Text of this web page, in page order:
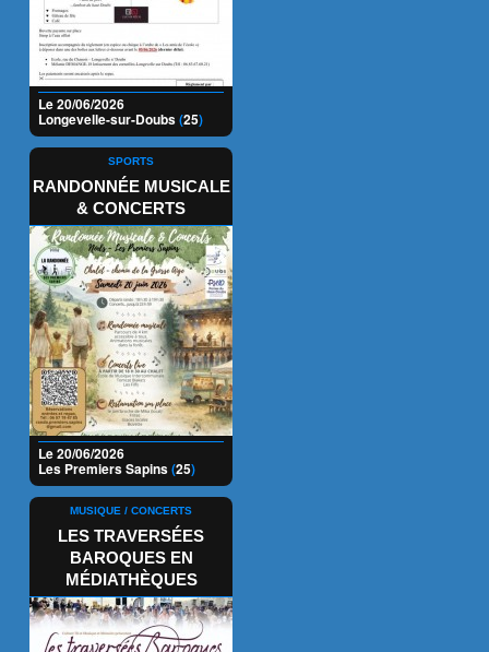
Le 20/06/2026
Longevelle-sur-Doubs(25)
SPORTS
RANDONNÉE MUSICALE
& CONCERTS
Le 20/06/2026
Les Premiers Sapins(25)
MUSIQUE / CONCERTS
LES TRAVERSÉES
BAROQUES EN
MÉDIATHÈQUES